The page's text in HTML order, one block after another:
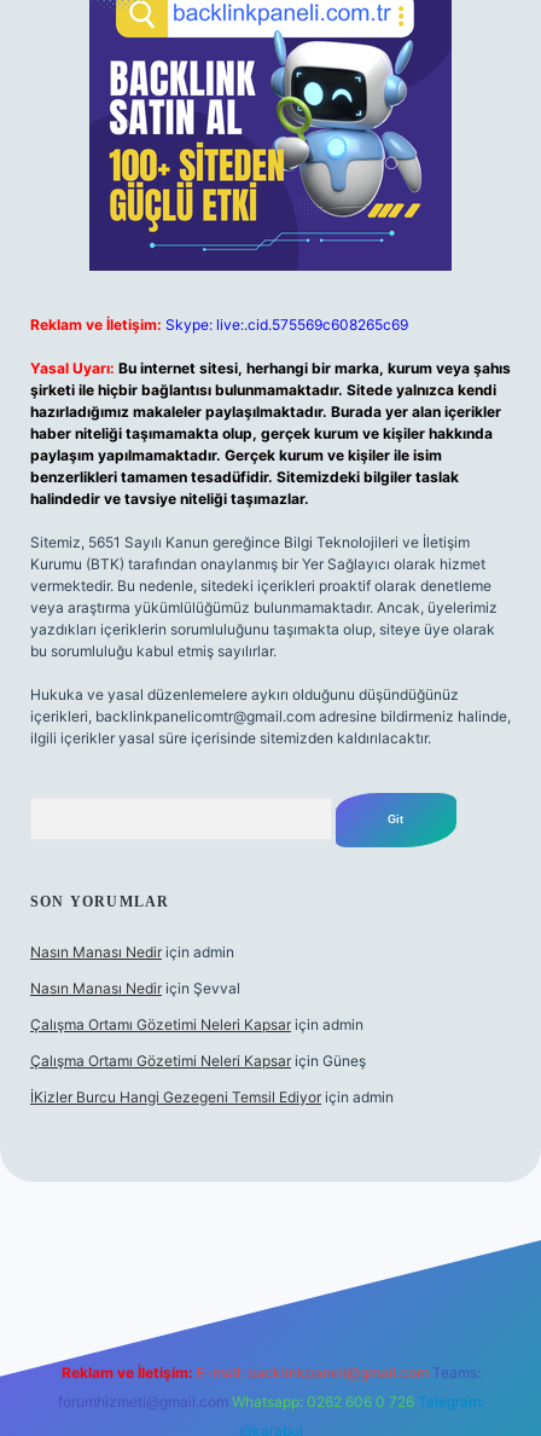
Reklam ve İletişim: Skype: live:.cid.575569c608265c69
Yasal Uyarı: Bu internet sitesi, herhangi bir marka, kurum veya şahıs
şirketi ile hiçbir bağlantısı bulunmamaktadır. Sitede yalnızca kendi
hazırladığımız makaleler paylaşılmaktadır. Burada yer alan içerikler
haber niteliği taşımamakta olup, gerçek kurum ve kişiler hakkında
paylaşım yapılmamaktadır. Gerçek kurum ve kişiler ile isim
benzerlikleri tamamen tesadüfidir. Sitemizdeki bilgiler taslak
halindedir ve tavsiye niteliği taşımazlar.
Sitemiz, 5651 Sayılı Kanun gereğince Bilgi Teknolojileri ve İletişim
Kurumu (BTK) tarafından onaylanmış bir Yer Sağlayıcı olarak hizmet
vermektedir. Bu nedenle, sitedeki içerikleri proaktif olarak denetleme
veya araştırma yükümlülüğümüz bulunmamaktadır. Ancak, üyelerimiz
yazdıkları içeriklerin sorumluluğunu taşımakta olup, siteye üye olarak
bu sorumluluğu kabul etmiş sayılırlar.
Hukuka ve yasal düzenlemelere aykırı olduğunu düşündüğünüz
içerikleri, backlinkpanelicomtr@gmail.com adresine bildirmeniz halinde,
ilgili içerikler yasal süre içerisinde sitemizden kaldırılacaktır.
SON YORUMLAR
Nasın Manası Nedir için admin
Nasın Manası Nedir için Şevval
Çalışma Ortamı Gözetimi Neleri Kapsar için admin
Çalışma Ortamı Gözetimi Neleri Kapsar için Güneş
İKizler Burcu Hangi Gezegeni Temsil Ediyor için admin
Reklam ve İletişim: E-mail: backlinkpaneli@gmail.com Teams:
forumhizmeti@gmail.com Whatsapp: 0262 606 0 726 Telegram:
@karabul